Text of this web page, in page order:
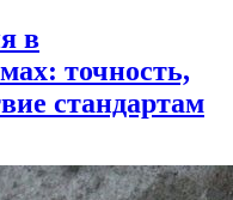
в
точность,
стандартам